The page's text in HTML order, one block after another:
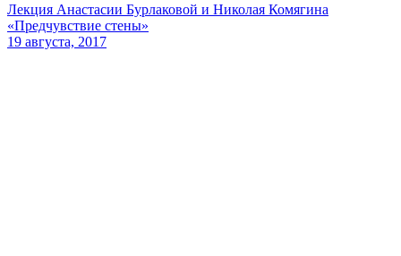
Лекция Анастасии Бурлаковой и Николая Комягина
«Предчувствие стены»
19 августа, 2017